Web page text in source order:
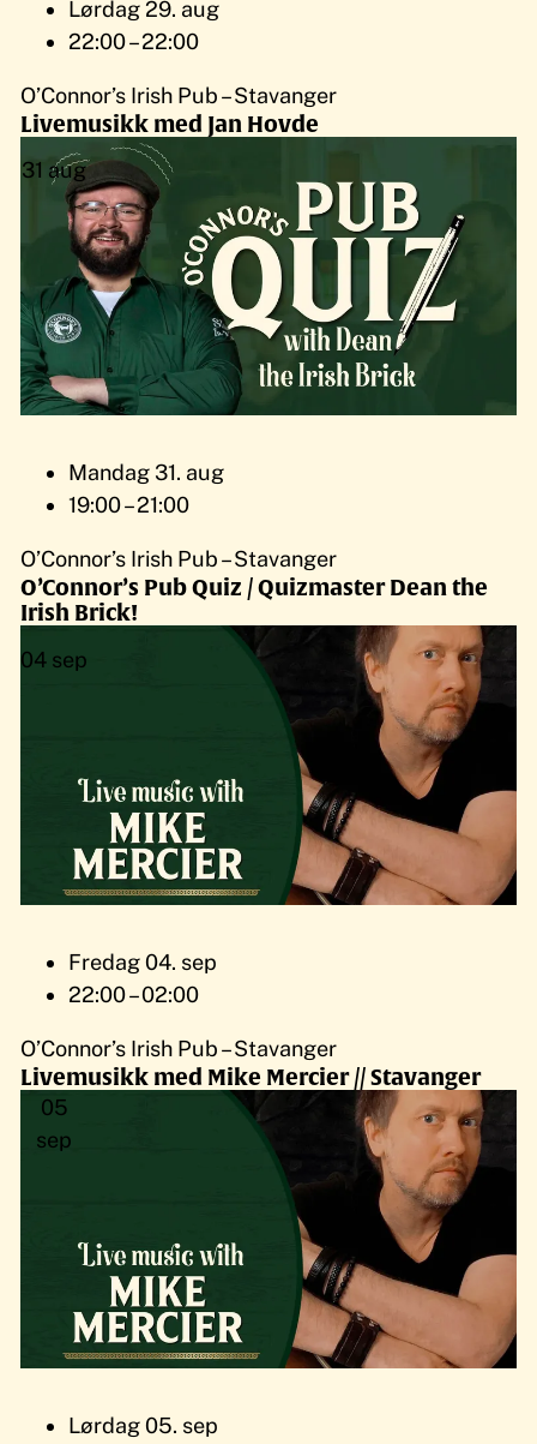
Lørdag 29. aug
22:00 – 22:00
O’Connor’s Irish Pub – Stavanger
Livemusikk med Jan Hovde
31 aug
Mandag 31. aug
19:00 – 21:00
O’Connor’s Irish Pub – Stavanger
O’Connor’s Pub Quiz / Quizmaster Dean the
Irish Brick!
04 sep
Fredag 04. sep
22:00 – 02:00
O’Connor’s Irish Pub – Stavanger
Livemusikk med Mike Mercier // Stavanger
05
sep
Lørdag 05. sep